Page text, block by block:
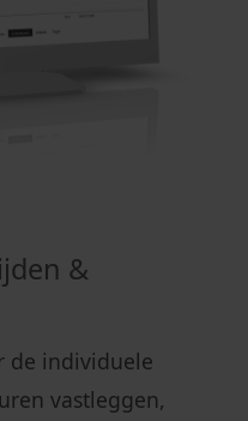
&
de individuele
vastleggen,